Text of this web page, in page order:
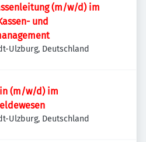
(m/w/d) im
und
Ulzburg, Deutschland
(m/w/d) im
Ulzburg, Deutschland